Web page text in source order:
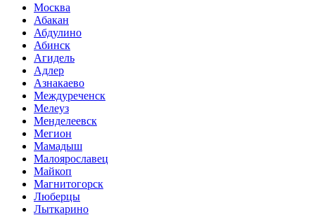
Москва
Абакан
Абдулино
Абинск
Агидель
Адлер
Азнакаево
Междуреченск
Мелеуз
Менделеевск
Мегион
Мамадыш
Малоярославец
Майкоп
Магнитогорск
Люберцы
Лыткарино